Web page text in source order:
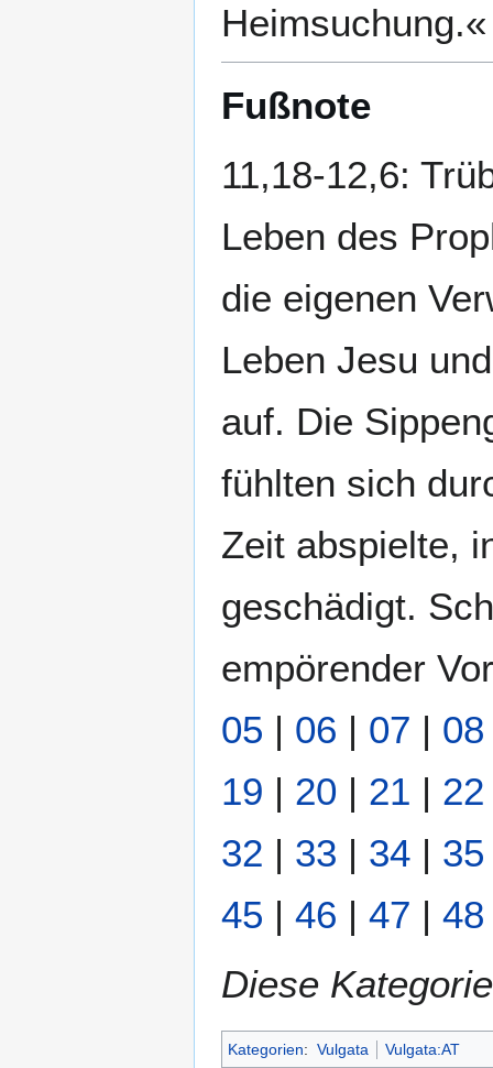
Heimsuchung.«
Fußnote
11,18-12,6:
Leben des
die eigenen
Leben Jesu
auf. Die
fühlten sich
Zeit abspielte,
geschädigt.
empörender
05 | 06 | 07 | 08
19 | 20 | 21 | 22
32 | 33 | 34 | 35
45 | 46 | 47 | 48
Diese
Kategorien: Vulgata Vulgata:AT